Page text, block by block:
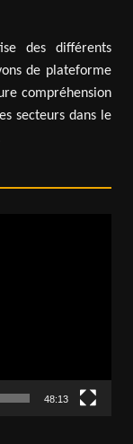
des différents
de plateforme
compréhension
secteurs dans le
48:13